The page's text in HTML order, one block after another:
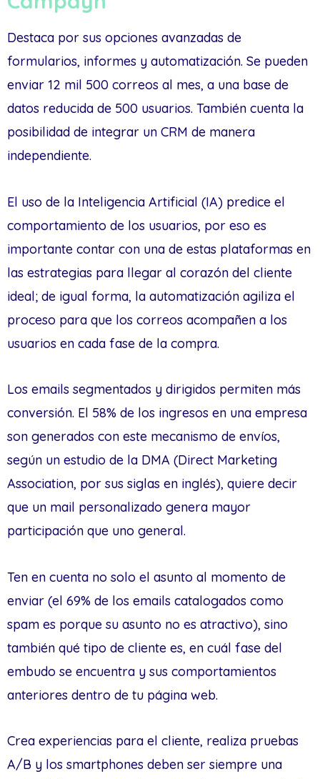
Destaca por sus opciones avanzadas de
formularios, informes y automatización. Se pueden
enviar 12 mil 500 correos al mes, a una base de
datos reducida de 500 usuarios. También cuenta la
posibilidad de integrar un CRM de manera
independiente.
El uso de la Inteligencia Artificial (IA) predice el
comportamiento de los usuarios, por eso es
importante contar con una de estas plataformas en
las estrategias para llegar al corazón del cliente
ideal; de igual forma, la automatización agiliza el
proceso para que los correos acompañen a los
usuarios en cada fase de la compra.
Los emails segmentados y dirigidos permiten más
conversión. El 58% de los ingresos en una empresa
son generados con este mecanismo de envíos,
según un estudio de la DMA (Direct Marketing
Association, por sus siglas en inglés), quiere decir
que un mail personalizado genera mayor
participación que uno general.
Ten en cuenta no solo el asunto al momento de
enviar (el 69% de los emails catalogados como
spam es porque su asunto no es atractivo), sino
también qué tipo de cliente es, en cuál fase del
embudo se encuentra y sus comportamientos
anteriores dentro de tu página web.
Crea experiencias para el cliente, realiza pruebas
A/B y los smartphones deben ser siempre una